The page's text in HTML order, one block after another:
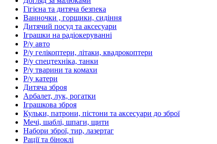
Гігієна та дитяча безпека
Ванночки , горщики, сидіння
Дитячий посуд та аксесуари
Іграшки на радіокеруванні
Р/у авто
Р/у гелікоптери, літаки, квадрокоптери
Р/у спецтехніка, танки
Р/у тварини та комахи
Р/у катери
Дитяча зброя
Арбалет, лук, рогатки
Іграшкова зброя
Кульки, патрони, пістони та аксесуари до зброї
Мечі, шаблі, шпаги, щити
Набори зброї, тир, лазертаг
Рації та біноклі